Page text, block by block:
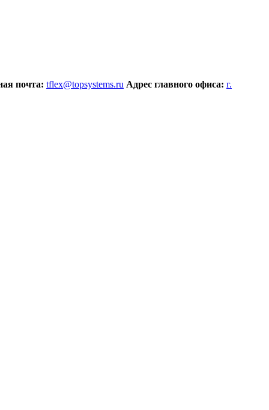
почта: tflex@topsystems.ru Адрес главного офиса: г.